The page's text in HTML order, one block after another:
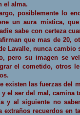
el alma.
posiblemente lo
un aura mística,
sabe con certeza
que mas de 20,
Lavalle, nunca cambio
pero su imagen se
el cometido, otros
existen las fuerzas del
el ser del mal, camina
y al siguiente no
extraños recuerdos